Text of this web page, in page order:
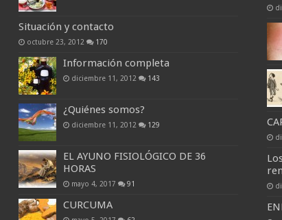
Situación y contacto
octubre 23, 2012 170
Información completa
diciembre 11, 2012 143
¿Quiénes somos?
diciembre 11, 2012 129
EL AYUNO FISIOLÓGICO DE 36
HORAS
mayo 4, 2017 91
CURCUMA